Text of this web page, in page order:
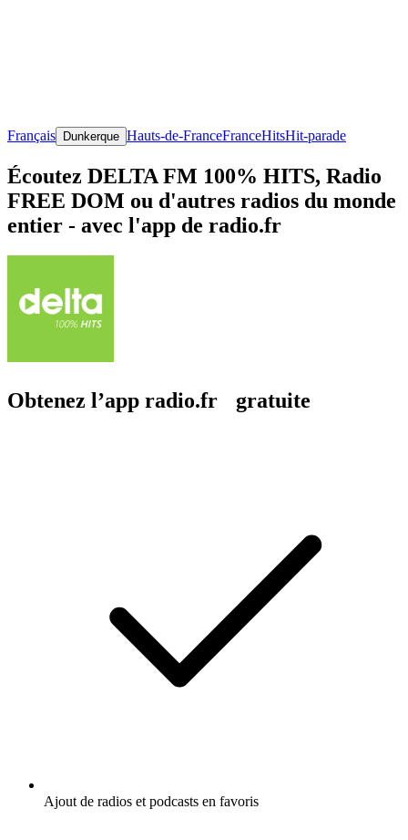
Français Dunkerque Hauts-de-FranceFranceHitsHit-parade
Écoutez DELTA FM 100% HITS, Radio
FREE DOM ou d'autres radios du monde
entier - avec l'app de radio.fr
Obtenez l’app radio.fr gratuite
Ajout de radios et podcasts en favoris